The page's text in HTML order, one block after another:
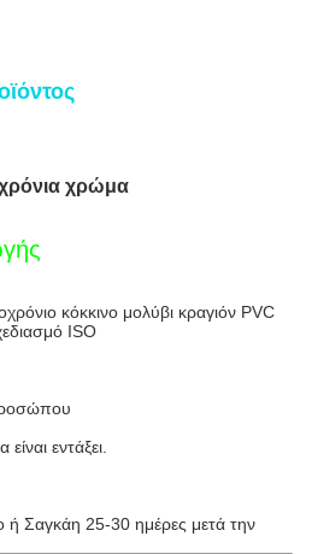
χρώμα
κόκκινο μολύβι κραγιόν PVC
ISO
εντάξει.
ή Σαγκάη 25-30 ημέρες μετά την